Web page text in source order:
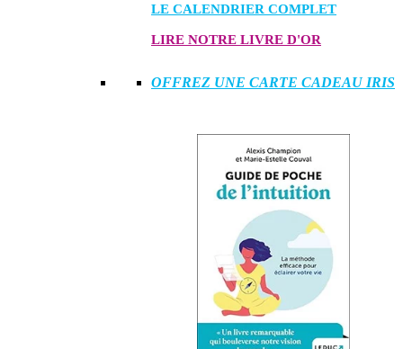
LE CALENDRIER COMPLET
LIRE NOTRE LIVRE D'OR
OFFREZ UNE CARTE CADEAU IRIS